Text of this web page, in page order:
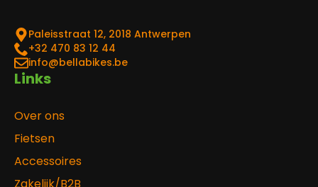
Paleisstraat 12, 2018 Antwerpen
‎+32 470 83 12 44
info@bellabikes.be
Links
Over ons
Fietsen
Accessoires